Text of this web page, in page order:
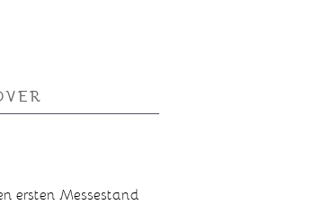
ersten Messestand